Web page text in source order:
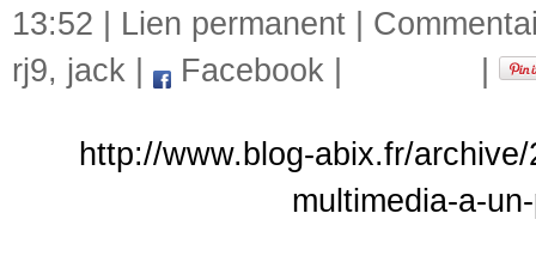
13:52 | Lien permanent
rj9, jack Facebook
http://www.blog-abix.fr/
multimedia-a-